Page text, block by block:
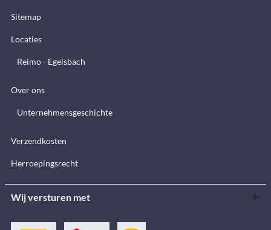
Sitemap
Locaties
Reimo - Egelsbach
Over ons
Unternehmensgeschichte
Verzendkosten
Herroepingsrecht
Wij versturen met